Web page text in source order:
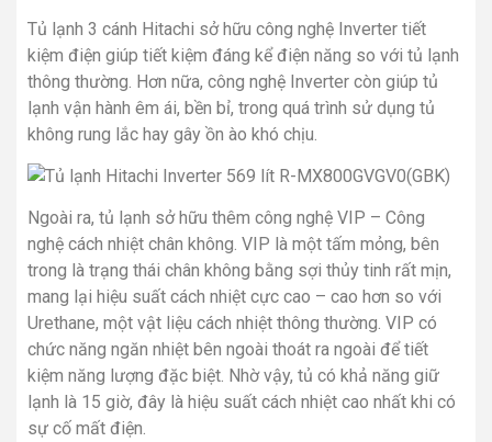
Tủ lạnh 3 cánh Hitachi sở hữu công nghệ Inverter tiết
kiệm điện giúp tiết kiệm đáng kể điện năng so với tủ lạnh
thông thường. Hơn nữa, công nghệ Inverter còn giúp tủ
lạnh vận hành êm ái, bền bỉ, trong quá trình sử dụng tủ
không rung lắc hay gây ồn ào khó chịu.
Ngoài ra, tủ lạnh sở hữu thêm công nghệ VIP – Công
nghệ cách nhiệt chân không. VIP là một tấm mỏng, bên
trong là trạng thái chân không bằng sợi thủy tinh rất mịn,
mang lại hiệu suất cách nhiệt cực cao – cao hơn so với
Urethane, một vật liệu cách nhiệt thông thường. VIP có
chức năng ngăn nhiệt bên ngoài thoát ra ngoài để tiết
kiệm năng lượng đặc biệt. Nhờ vậy, tủ có khả năng giữ
lạnh là 15 giờ, đây là hiệu suất cách nhiệt cao nhất khi có
sự cố mất điện.